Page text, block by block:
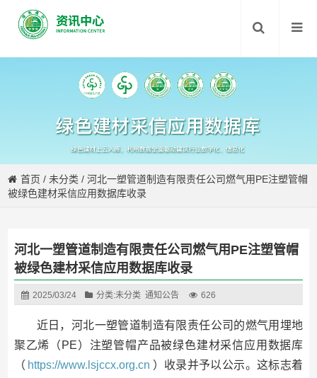
首页 /未分类 /河北一塑管道制造有限责任公司燃气用PE注塑管帽
被绿色建材采信应用数据库收录
河北一塑管道制造有限责任公司燃气用PE注塑管帽
被绿色建材采信应用数据库收录
2025/03/24 分类:未分类 通知公告 626
近日，河北一塑管道制造有限责任公司的燃气用埋地
聚乙烯（PE）注塑管帽产品被绿色建材采信应用数据库
（ https://www.lsjccx.org.cn ）收录并予以公示。这标志着